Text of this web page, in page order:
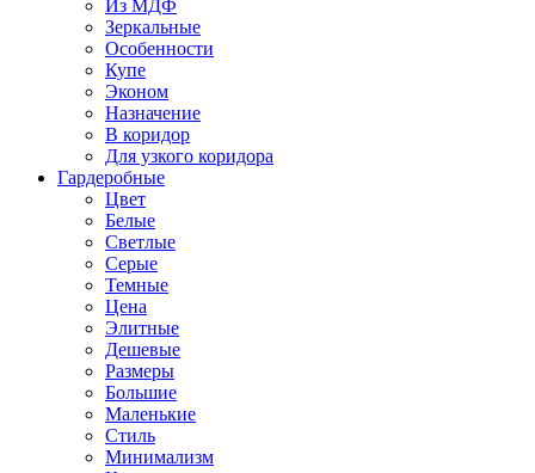
Из МДФ
Зеркальные
Особенности
Купе
Эконом
Назначение
В коридор
Для узкого коридора
Гардеробные
Цвет
Белые
Светлые
Серые
Темные
Цена
Элитные
Дешевые
Размеры
Большие
Маленькие
Стиль
Минимализм